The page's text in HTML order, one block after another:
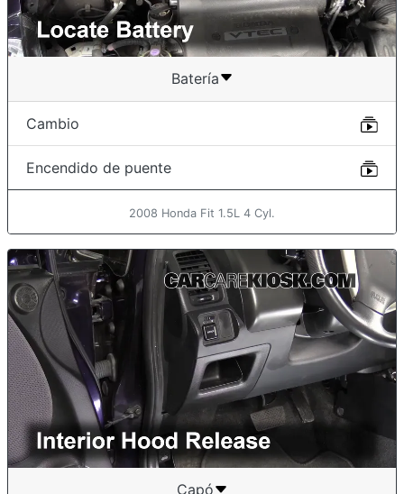
Batería
Cambio
Encendido de puente
2008 Honda Fit 1.5L 4 Cyl.
Capó